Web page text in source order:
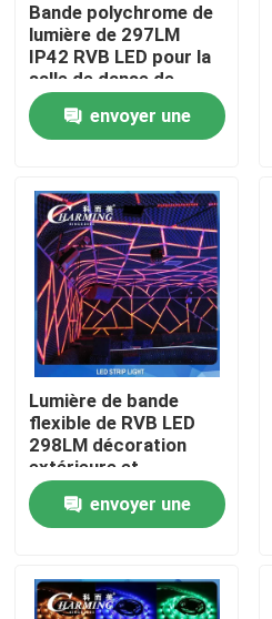
Produits
VR Show
A propos de nous
Visite d'usine
Contrôle de la qualité
Contact
nouvelles
Affichage de mur vidéo LED
Bande polychrome de
lumière de 297LM
IP42 RVB LED pour la
salle de danse de
divertissement
envoyer une
Lumière de bande
flexible de RVB LED
298LM décoration
extérieure et
d'intérieur de
SMD3528envoyer une